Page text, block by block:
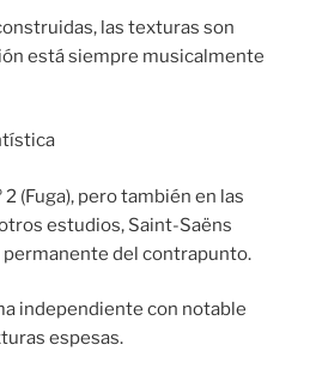
las texturas son
está siempre musicalmente
(Fuga), pero también en las
estudios, Saint-Saëns
del contrapunto.
independiente con notable
espesas.